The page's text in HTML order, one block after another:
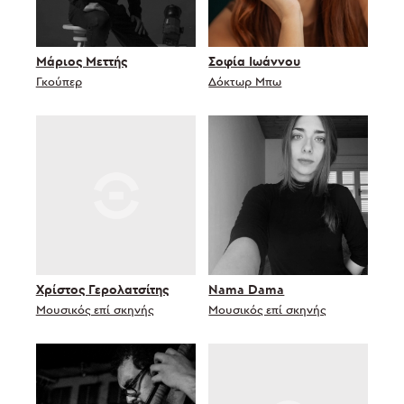
Μάριος Μεττής
Γκούπερ
Σοφία Ιωάννου
Δόκτωρ Μπω
Χρίστος Γερολατσίτης
Μουσικός επί σκηνής
Nama Dama
Μουσικός επί σκηνής